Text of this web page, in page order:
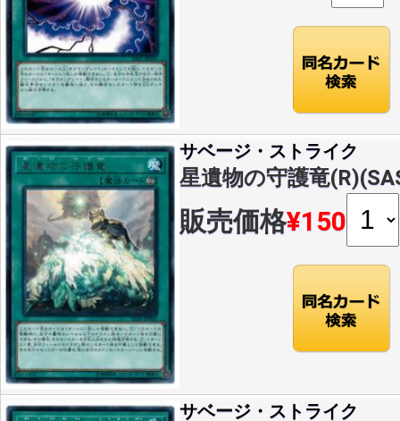
サベージ・ストライク
星遺物の守護竜
販売価格¥150
サベージ・ストライク